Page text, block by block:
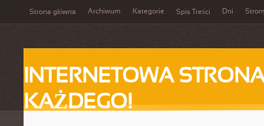
Strona główna Archiwum Kategorie Spis Treści Dni
INTERNETOWA
KAŻDEGO!